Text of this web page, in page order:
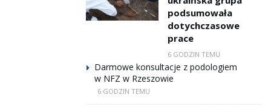
podsumowała
dotychczasowe
prace
6 GODZIN TEMU
Darmowe konsultacje z podologiem
w NFZ w Rzeszowie
6 GODZIN TEMU